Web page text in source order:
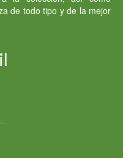
de todo tipo y de la mejor